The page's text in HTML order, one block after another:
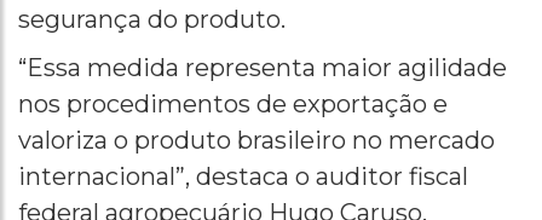
segurança do produto.
“Essa medida representa maior agilidade
nos procedimentos de exportação e
valoriza o produto brasileiro no mercado
internacional”, destaca o auditor fiscal
federal agropecuário Hugo Caruso.